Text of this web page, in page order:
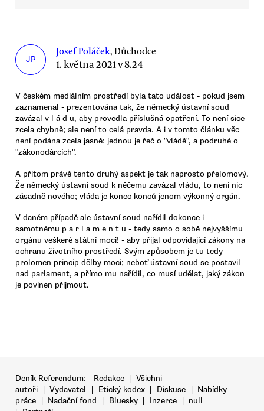
JP
Josef Poláček, Důchodce
1. května 2021 v 8.24
V českém mediálním prostředí byla tato událost - pokud jsem
zaznamenal - prezentována tak, že německý ústavní soud
zavázal v l á d u, aby provedla příslušná opatření. To není sice
zcela chybně; ale není to celá pravda. A i v tomto článku věc
není podána zcela jasně: jednou je řeč o "vládě", a podruhé o
"zákonodárcích".
A přitom právě tento druhý aspekt je tak naprosto přelomový.
Že německý ústavní soud k něčemu zavázal vládu, to není nic
zásadně nového; vláda je konec konců jenom výkonný orgán.
V daném případě ale ústavní soud nařídil dokonce i
samotnému p a r l a m e n t u - tedy samo o sobě nejvyššímu
orgánu veškeré státní moci! - aby přijal odpovídající zákony na
ochranu životního prostředí. Svým způsobem je tu tedy
prolomen princip dělby moci; neboť ústavní soud se postavil
nad parlament, a přímo mu nařídil, co musí udělat, jaký zákon
je povinen přijmout.
Deník Referendum: Redakce | Všichni
autoři | Vydavatel | Etický kodex | Diskuse | Nabídky
práce | Nadační fond | Bluesky | Inzerce | null